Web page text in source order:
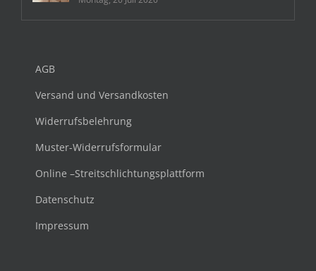
AGB
Versand und Versandkosten
Widerrufsbelehrung
Muster-Widerrufsformular
Online –Streitschlichtungsplattform
Datenschutz
Impressum